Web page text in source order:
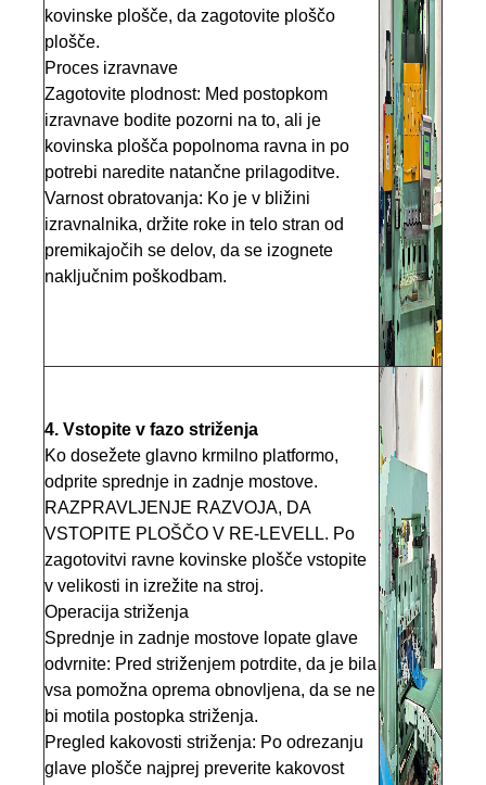
kovinske plošče, da zagotovite ploščo
plošče.
Proces izravnave
Zagotovite plodnost: Med postopkom
izravnave bodite pozorni na to, ali je
kovinska plošča popolnoma ravna in po
potrebi naredite natančne prilagoditve.
Varnost obratovanja: Ko je v bližini
izravnalnika, držite roke in telo stran od
premikajočih se delov, da se izognete
naključnim poškodbam.
4. Vstopite v fazo striženja
Ko dosežete glavno krmilno platformo,
odprite sprednje in zadnje mostove.
RAZPRAVLJENJE RAZVOJA, DA
VSTOPITE PLOŠČO V RE-LEVELL. Po
zagotovitvi ravne kovinske plošče vstopite
v velikosti in izrežite na stroj.
Operacija striženja
Sprednje in zadnje mostove lopate glave
odvrnite: Pred striženjem potrdite, da je bila
vsa pomožna oprema obnovljena, da se ne
bi motila postopka striženja.
Pregled kakovosti striženja: Po odrezanju
glave plošče najprej preverite kakovost